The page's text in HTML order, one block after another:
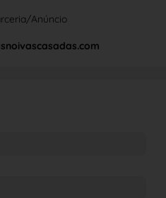
Anúncio